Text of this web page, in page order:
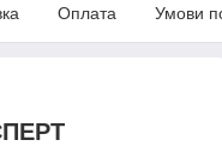
Оплата Умови